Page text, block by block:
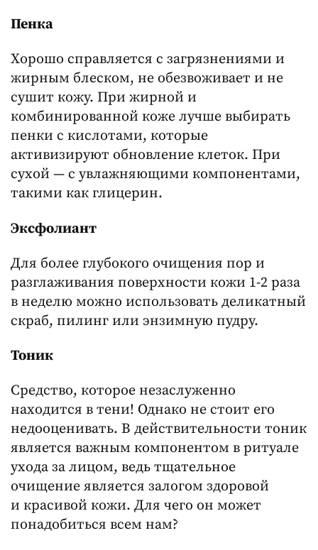
Пенка
Хорошо справляется с загрязнениями и
жирным блеском, не обезвоживает и не
сушит кожу. При жирной и
комбинированной коже лучше выбирать
пенки с кислотами, которые
активизируют обновление клеток. При
сухой — с увлажняющими компонентами,
такими как глицерин.
Эксфолиант
Для более глубокого очищения пор и
разглаживания поверхности кожи 1-2 раза
в неделю можно использовать деликатный
скраб, пилинг или энзимную пудру.
Тоник
Средство, которое незаслуженно
находится в тени! Однако не стоит его
недооценивать. В действительности тоник
является важным компонентом в ритуале
ухода за лицом, ведь тщательное
очищение является залогом здоровой
и красивой кожи. Для чего он может
понадобиться всем нам?